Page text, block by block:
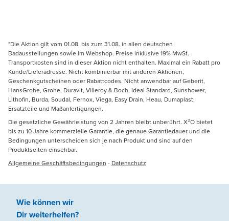
*Die Aktion gilt vom 01.08. bis zum 31.08. in allen deutschen
Badausstellungen sowie im Webshop. Preise inklusive 19% MwSt.
Transportkosten sind in dieser Aktion nicht enthalten. Maximal ein Rabatt pro
Kunde/Lieferadresse. Nicht kombinierbar mit anderen Aktionen,
Geschenkgutscheinen oder Rabattcodes. Nicht anwendbar auf Geberit,
HansGrohe, Grohe, Duravit, Villeroy & Boch, Ideal Standard, Sunshower,
Lithofin, Burda, Soudal, Fernox, Viega, Easy Drain, Heau, Dumaplast,
Ersatzteile und Maßanfertigungen.
Die gesetzliche Gewährleistung von 2 Jahren bleibt unberührt. X²O bietet
bis zu 10 Jahre kommerzielle Garantie, die genaue Garantiedauer und die
Bedingungen unterscheiden sich je nach Produkt und sind auf den
Produktseiten einsehbar.
Allgemeine Geschäftsbedingungen - Datenschutz
Wie können wir
Dir weiterhelfen?